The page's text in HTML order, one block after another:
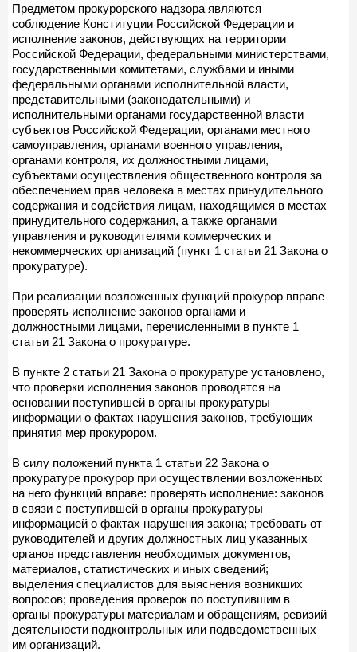
Предметом прокурорского надзора являются
соблюдение Конституции Российской Федерации и
исполнение законов, действующих на территории
Российской Федерации, федеральными министерствами,
государственными комитетами, службами и иными
федеральными органами исполнительной власти,
представительными (законодательными) и
исполнительными органами государственной власти
субъектов Российской Федерации, органами местного
самоуправления, органами военного управления,
органами контроля, их должностными лицами,
субъектами осуществления общественного контроля за
обеспечением прав человека в местах принудительного
содержания и содействия лицам, находящимся в местах
принудительного содержания, а также органами
управления и руководителями коммерческих и
некоммерческих организаций (пункт 1 статьи 21 Закона о
прокуратуре).
При реализации возложенных функций прокурор вправе
проверять исполнение законов органами и
должностными лицами, перечисленными в пункте 1
статьи 21 Закона о прокуратуре.
В пункте 2 статьи 21 Закона о прокуратуре установлено,
что проверки исполнения законов проводятся на
основании поступившей в органы прокуратуры
информации о фактах нарушения законов, требующих
принятия мер прокурором.
В силу положений пункта 1 статьи 22 Закона о
прокуратуре прокурор при осуществлении возложенных
на него функций вправе: проверять исполнение: законов
в связи с поступившей в органы прокуратуры
информацией о фактах нарушения закона; требовать от
руководителей и других должностных лиц указанных
органов представления необходимых документов,
материалов, статистических и иных сведений;
выделения специалистов для выяснения возникших
вопросов; проведения проверок по поступившим в
органы прокуратуры материалам и обращениям, ревизий
деятельности подконтрольных или подведомственных
им организаций.